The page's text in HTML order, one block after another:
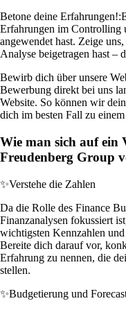
Betone deine Erfahrungen!:
Erfahrungen im Controlling
angewendet hast. Zeige
Analyse beigetragen hast –
Bewirb dich über unsere
Bewerbung direkt bei uns
Website. So können wir
dich im besten Fall zu
Wie man sich auf ein
Freudenberg Group
✨Verstehe die Zahlen
Da die Rolle des Finance
Finanzanalysen fokussiert
wichtigsten Kennzahlen und
Bereite dich darauf vor,
Erfahrung zu nennen, die
stellen.
✨Budgetierung und